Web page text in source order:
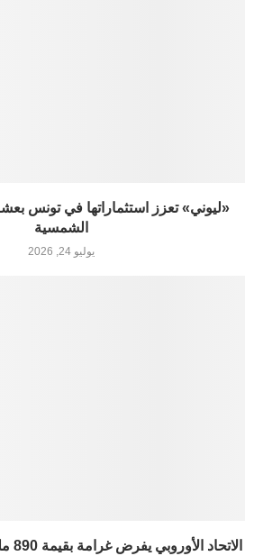
«ليوني» تعزز استثماراتها في تونس
الشمسية
يوليو 24, 2026
الاتحاد الأوروبي يفرض غرامة بقيمة 890 مليون يورو على غوغل